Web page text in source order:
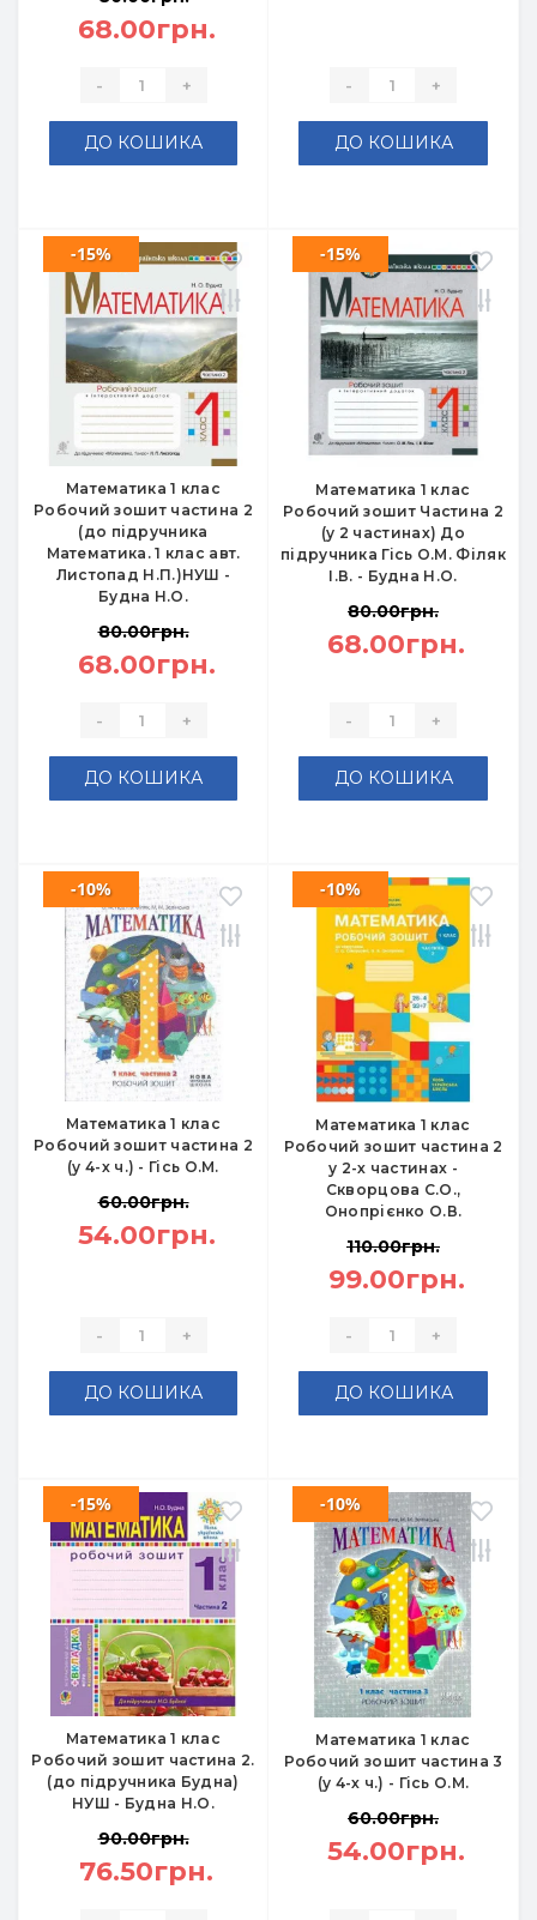
68.00грн.
- +
ДО КОШИКА
- +
ДО КОШИКА
Математика 1 клас
Робочий зошит частина 2
(до підручника
Математика. 1 клас авт.
Листопад Н.П.)НУШ -
Будна Н.О.
-15%
80.00грн.
68.00грн.
- +
ДО КОШИКА
Математика 1 клас
Робочий зошит Частина 2
(у 2 частинах) До
підручника Гісь О.М. Філяк
І.В. - Будна Н.О.
-15%
80.00грн.
68.00грн.
- +
ДО КОШИКА
Математика 1 клас
Робочий зошит частина 2
(у 4-х ч.) - Гісь О.М.
-10%
60.00грн.
54.00грн.
- +
ДО КОШИКА
Математика 1 клас
Робочий зошит частина 2
у 2-х частинах -
Скворцова С.О.,
Онопрієнко О.В.
-10%
110.00грн.
99.00грн.
- +
ДО КОШИКА
Математика 1 клас
Робочий зошит частина 2.
(до підручника Будна)
НУШ - Будна Н.О.
-15%
90.00грн.
76.50грн.
Математика 1 клас
Робочий зошит частина 3
(у 4-х ч.) - Гісь О.М.
-10%
60.00грн.
54.00грн.